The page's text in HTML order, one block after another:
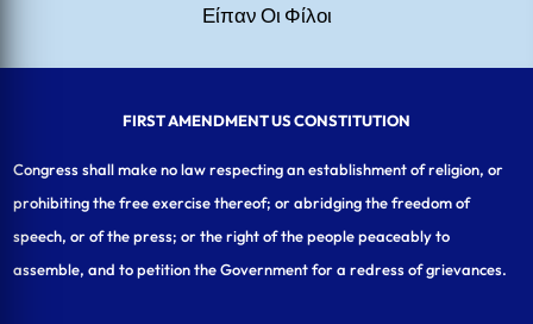
Είπαν Οι Φίλοι
FIRST AMENDMENT US CONSTITUTION
Congress shall make no law respecting an establishment of religion, or
prohibiting the free exercise thereof; or abridging the freedom of
speech, or of the press; or the right of the people peaceably to
assemble, and to petition the Government for a redress of grievances.